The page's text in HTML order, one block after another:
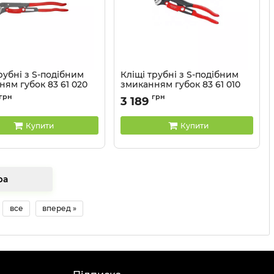
з S-подібним
губок 83 61 020
83 61 020
грн
Купити
Кліщі трубні з S-подібним
змиканням губок 83 61 010
Артикул: 83 61 010
3 189 грн
Купити
все вперед »